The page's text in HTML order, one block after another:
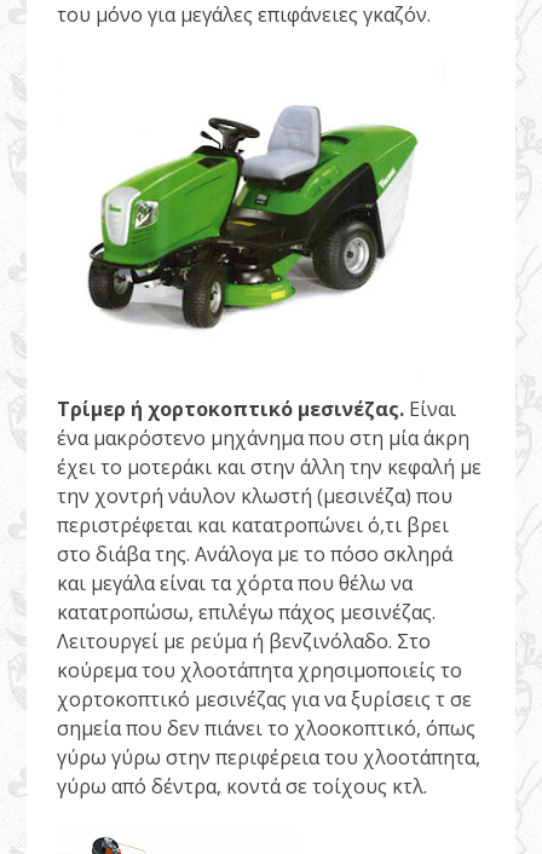
του μόνο για μεγάλες επιφάνειες γκαζόν.
Τρίμερ ή χορτοκοπτικό μεσινέζας. Είναι
ένα μακρόστενο μηχάνημα που στη μία άκρη
έχει το μοτεράκι και στην άλλη την κεφαλή με
την χοντρή νάυλον κλωστή (μεσινέζα) που
περιστρέφεται και κατατροπώνει ό,τι βρει
στο διάβα της. Ανάλογα με το πόσο σκληρά
και μεγάλα είναι τα χόρτα που θέλω να
κατατροπώσω, επιλέγω πάχος μεσινέζας.
Λειτουργεί με ρεύμα ή βενζινόλαδο. Στο
κούρεμα του χλοοτάπητα χρησιμοποιείς το
χορτοκοπτικό μεσινέζας για να ξυρίσεις τ σε
σημεία που δεν πιάνει το χλοοκοπτικό, όπως
γύρω γύρω στην περιφέρεια του χλοοτάπητα,
γύρω από δέντρα, κοντά σε τοίχους κτλ.